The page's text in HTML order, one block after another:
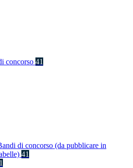
concorso 41
di concorso (da pubblicare in
41
1